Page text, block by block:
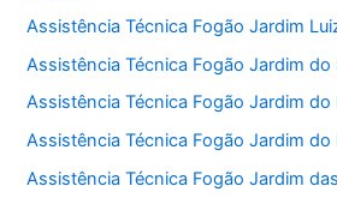
Assistência Técnica Fogão Jardim
Assistência Técnica Fogão Jardim do
Assistência Técnica Fogão Jardim do
Assistência Técnica Fogão Jardim do
Assistência Técnica Fogão Jardim